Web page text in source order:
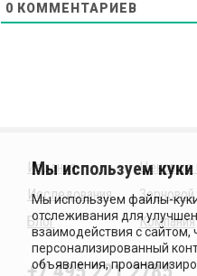
0 КОММЕНТАРИЕВ
Издания
Исследования
Блог
Ценовые
Компания